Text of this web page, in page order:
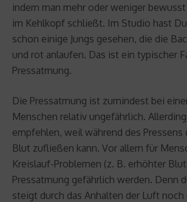
indem man mehr oder weniger
im Kehlkopf schließt. Im Studio hast
schon einige Jungs gesehen, die die
und rot anlaufen. Das ist ein typischer
Pressatmung.
Die Pressatmung ist zumindest bei
Menschen relativ ungefährlich.
empfehlen, weil während des Pressens
Blut zufließen kann. Vor allem für
Kreislauf-Problemen (z. B. erhöhter
Pressatmung gefährlich werden. Denn
steigt durch das Anhalten der Luft noch